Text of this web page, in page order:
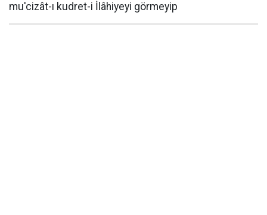
mu'cizât-ı kudret-i İlâhiyeyi görmeyip